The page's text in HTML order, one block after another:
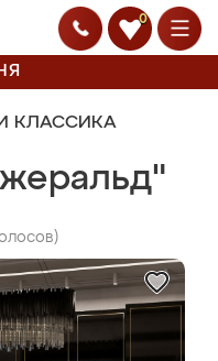
0
КЛАССИКА